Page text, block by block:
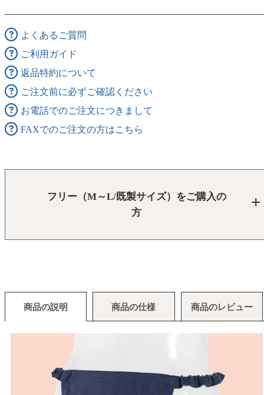
よくあるご質問
ご利用ガイド
返品特約について
ご注文前に必ずご確認ください
お電話でのご注文につきまして
FAXでのご注文の方はこちら
フリー（M～L/既製サイズ）をご購入の
方
商品の説明 商品の仕様 商品のレビュー